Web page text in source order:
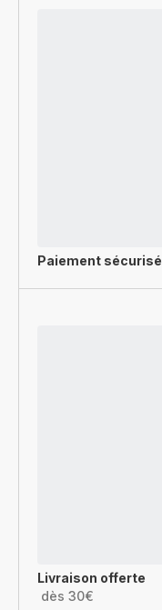
Paiement sécurisé
Livraison offerte
dès 30€